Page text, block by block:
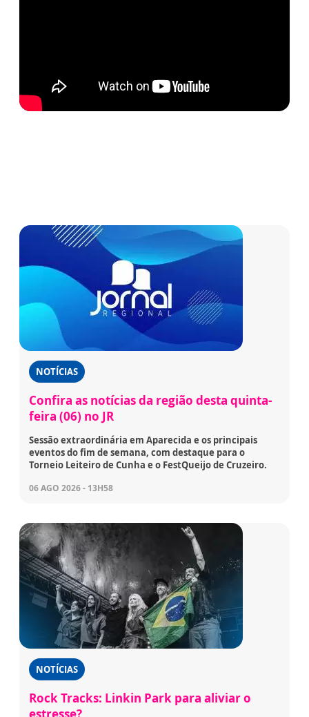
NOTÍCIAS
Confira as notícias da região desta quinta-
feira (06) no JR
Sessão extraordinária em Aparecida e os principais
eventos do fim de semana, com destaque para o
Torneio Leiteiro de Cunha e o FestQueijo de Cruzeiro.
06 AGO 2026 - 13H58
NOTÍCIAS
Rock Tracks: Linkin Park para aliviar o